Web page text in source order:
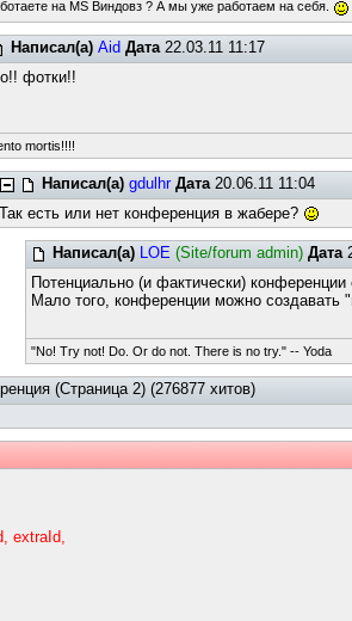
на MS Виндовз ? А мы уже работаем на себя.
Написал(а) Aid Дата22.03.11 11:17
фотки!!
mortis!!!!
Написал(а) gdulhr Дата20.06.11 11:04
Так есть или нет конференция в жабере?
Написал(а) LOE (Site/forum admin) Дата
Потенциально (и фактически) конференции
Мало того, конференции можно создавать
"No! Try not! Do. Or do not. There is no try." -- Yoda
(Страница 2) (276877 хитов)
extraId,